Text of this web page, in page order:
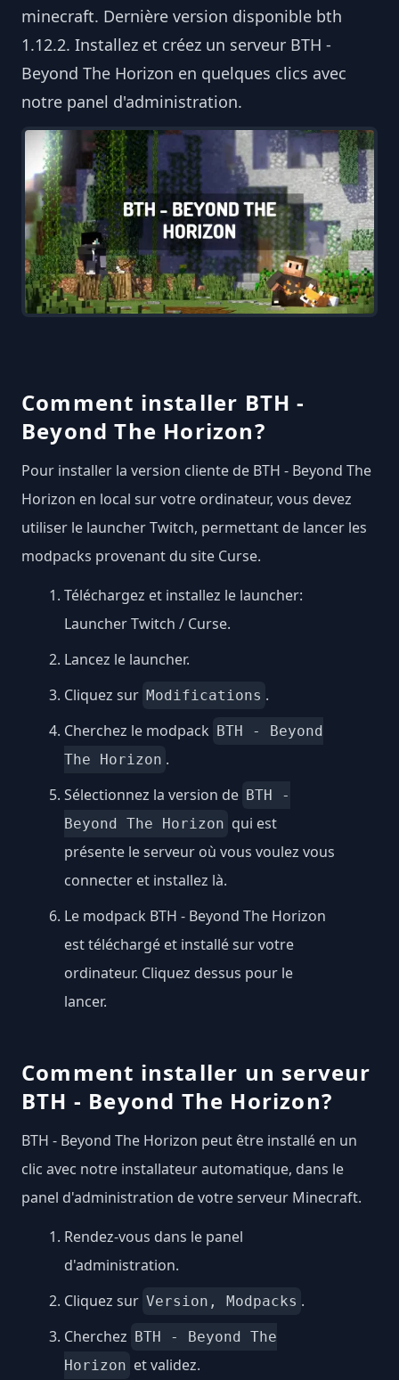
minecraft. Dernière version disponible bth
1.12.2. Installez et créez un serveur BTH -
Beyond The Horizon en quelques clics avec
notre panel d'administration.
Comment installer BTH -
Beyond The Horizon?
Pour installer la version cliente de BTH - Beyond The
Horizon en local sur votre ordinateur, vous devez
utiliser le launcher Twitch, permettant de lancer les
modpacks provenant du site Curse.
Téléchargez et installez le launcher:
Launcher Twitch / Curse.
Lancez le launcher.
Cliquez sur Modifications .
Cherchez le modpack
BTH - Beyond
The Horizon .
Sélectionnez la version de BTH -
Beyond The Horizon qui est
présente le serveur où vous voulez vous
connecter et installez là.
Le modpack BTH - Beyond The Horizon
est téléchargé et installé sur votre
ordinateur. Cliquez dessus pour le
lancer.
Comment installer un serveur
BTH - Beyond The Horizon?
BTH - Beyond The Horizon peut être installé en un
clic avec notre installateur automatique, dans le
panel d'administration de votre serveur Minecraft.
Rendez-vous dans le panel
d'administration.
Cliquez sur Version, Modpacks .
Cherchez
BTH - Beyond The
Horizon et validez.